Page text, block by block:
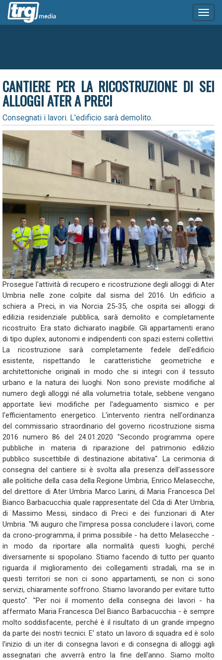
CANTIERE PER LA RICOSTRUZIONE DI SEI
ALLOGGI ATER A PRECI
Consegnati i lavori. L'edificio sarà demolito.
Prosegue l'attività di recupero e ricostruzione degli alloggi di Ater
Umbria nelle zone colpite dal sisma del 2016. Un edificio a
schiera a Preci, in via Norcia 25-35, che ospita sei alloggi di
edilizia residenziale pubblica, sarà demolito e completamente
ricostruito. Era stato dichiarato inagibile. Gli appartamenti erano
di tipo duplex, autonomi e indipendenti con spazi esterni collettivi.
La ricostruzione sarà completamente fedele dell'edificio
esistente, rispettando le caratteristiche geometriche e
architettoniche originali in modo che si integri con il tessuto
urbano e la natura dei luoghi. Non sono previste modifiche al
numero degli alloggi né alla volumetria totale, sebbene vengano
apportate lievi modifiche per l'adeguamento sismico e per
l'efficientamento energetico. L'intervento rientra nell'ordinanza
del commissario straordinario del governo ricostruzione sisma
2016 numero 86 del 24.01.2020 "Secondo programma opere
pubbliche in materia di riparazione del patrimonio edilizio
pubblico suscettibile di destinazione abitativa". La cerimonia di
consegna del cantiere si è svolta alla presenza dell'assessore
alle politiche della casa della Regione Umbria, Enrico Melasecche,
del direttore di Ater Umbria Marco Larini, di Maria Francesca Del
Bianco Barbacucchia quale rappresentate del Cda di Ater Umbria,
di Massimo Messi, sindaco di Preci e dei funzionari di Ater
Umbria. "Mi auguro che l'impresa possa concludere i lavori, come
da crono-programma, il prima possibile - ha detto Melasecche -
in modo da riportare alla normalità questi luoghi, perché
diversamente si spopolano. Stiamo facendo di tutto per quanto
riguarda il miglioramento dei collegamenti stradali, ma se in
questi territori se non ci sono appartamenti, se non ci sono
servizi, chiaramente soffrono. Stiamo lavorando per evitare tutto
questo". "Per noi il momento della consegna dei lavori - ha
affermato Maria Francesca Del Bianco Barbacucchia - è sempre
molto soddisfacente, perché è il risultato di un grande impegno
da parte dei nostri tecnici. E' stato un lavoro di squadra ed è solo
l'inizio di un iter di consegna lavori e di consegna di alloggi agli
assegnatari che avverrà entro la fine dell'anno. Siamo molto